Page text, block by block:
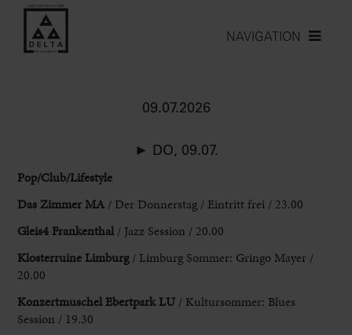
NAVIGATION
09.07.2026
► DO, 09.07.
Pop/Club/Lifestyle
Das Zimmer MA / Der Donnerstag / Eintritt frei / 23.00
Gleis4 Frankenthal/ Jazz Session / 20.00
Klosterruine Limburg / Limburg Sommer: Gringo Mayer /
20.00
Konzertmuschel Ebertpark LU / Kultursommer: Blues
Session / 19.30